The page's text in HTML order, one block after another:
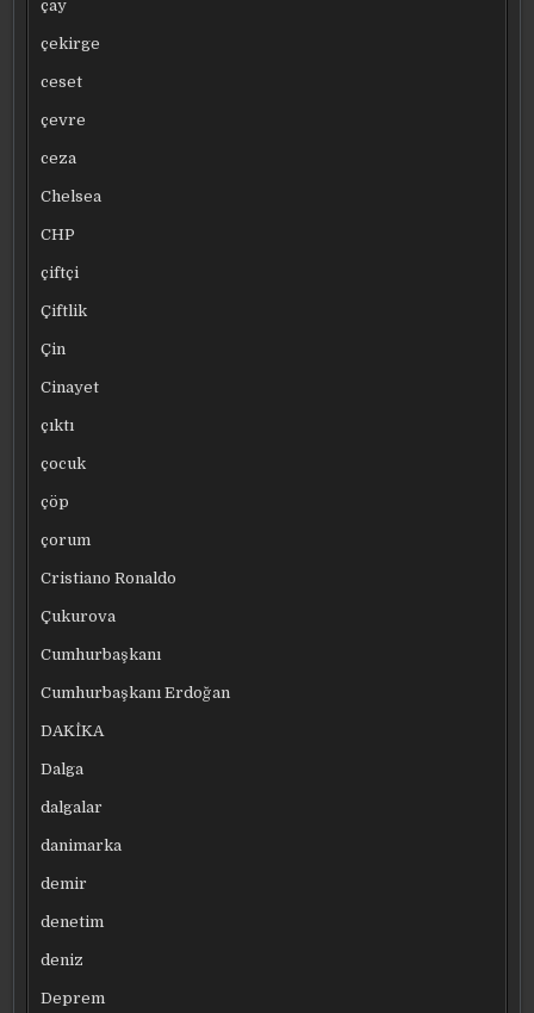
çay
çekirge
ceset
çevre
ceza
Chelsea
CHP
çiftçi
Çiftlik
Çin
Cinayet
çıktı
çocuk
çöp
çorum
Cristiano Ronaldo
Çukurova
Cumhurbaşkanı
Cumhurbaşkanı Erdoğan
DAKİKA
Dalga
dalgalar
danimarka
demir
denetim
deniz
Deprem